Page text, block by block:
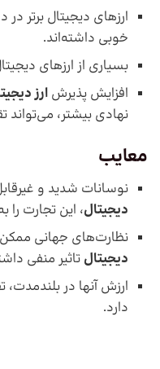
ارزهای دیجیتال برتر
خوبی داشته‌اند.
بسیاری از ارزهای
افزایش پذیرش ارز
نهادی بیشتر، می‌تواند
معایب
نوسانات شدید و
دیجیتال، این تجارت را
نظارت‌های جهانی
دیجیتال تاثیر منفی
ارزش آنها در بلندمدت،
دارد.